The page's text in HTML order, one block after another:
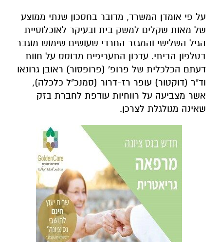
על פי אומדן המשרד, מדובר בחסכון שנתי ממוצע
של מאות שקלים למשק בית ובעיקר לאוכלוסיית
הגיל השלישי והמגזר החרדי שעושים שימוש מוגבר
בטלפון הביתי. עדכון התעריפים מבוסס על חוות
דעתם הכלכלית של פרופ' (פרופסור) ראובן גרונאו
וד"ר (דוקטור) עופר רז-דרור (סמנכ"ל כלכלה),
אשר מצביעה על רווחיות עודפת לחברת בזק
שאינה מגולגלת לצרכן.